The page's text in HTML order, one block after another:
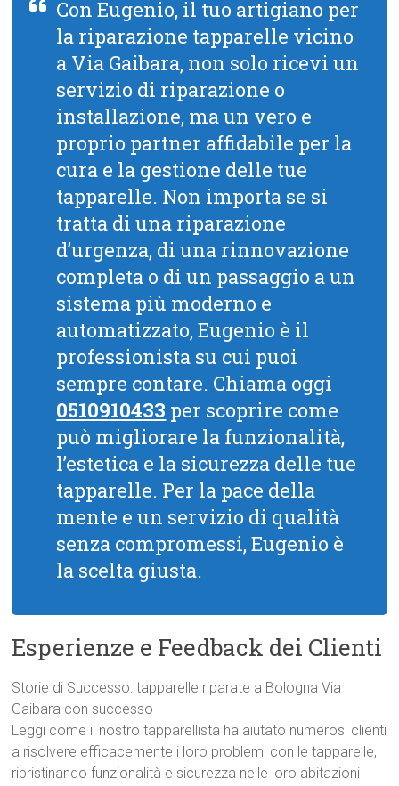
Con Eugenio, il tuo artigiano per
la riparazione tapparelle vicino
a Via Gaibara, non solo ricevi un
servizio di riparazione o
installazione, ma un vero e
proprio partner affidabile per la
cura e la gestione delle tue
tapparelle. Non importa se si
tratta di una riparazione
d’urgenza, di una rinnovazione
completa o di un passaggio a un
sistema più moderno e
automatizzato, Eugenio è il
professionista su cui puoi
sempre contare. Chiama oggi
0510910433 per scoprire come
può migliorare la funzionalità,
l’estetica e la sicurezza delle tue
tapparelle. Per la pace della
mente e un servizio di qualità
senza compromessi, Eugenio è
la scelta giusta.
Esperienze e Feedback dei Clienti
Storie di Successo: tapparelle riparate a Bologna Via
Gaibara con successo
Leggi come il nostro tapparellista ha aiutato numerosi clienti
a risolvere efficacemente i loro problemi con le tapparelle,
ripristinando funzionalità e sicurezza nelle loro abitazioni